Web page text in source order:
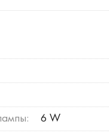
6 W